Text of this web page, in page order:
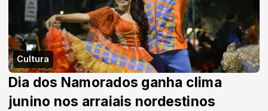
Cultura
Dia dos Namorados ganha clima
junino nos arraiais nordestinos